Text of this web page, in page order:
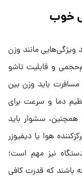
خوب
ویژگی‌هایی مانند وزن
و قابلیت تاشو
مسافرت باید وزن بین
تنظیم دما و سرعت برای
سشوار باید
هوا یا دیفیوزر
نیز مهم است؛
باشند که قدرت کافی